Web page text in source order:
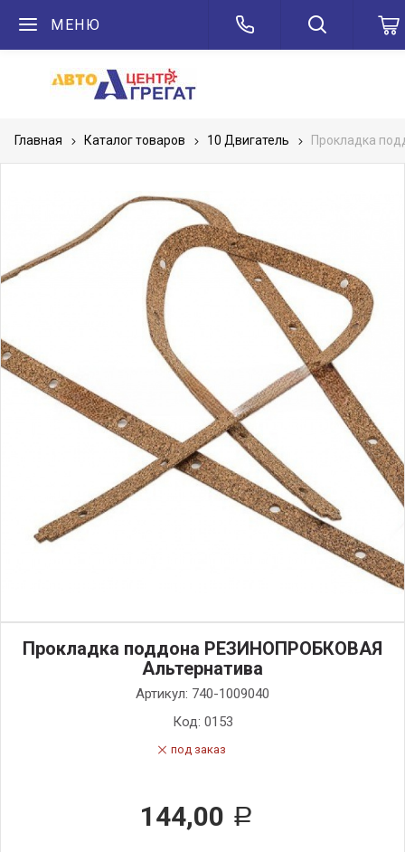
МЕНЮ
Главная Каталог товаров 10 Двигатель Прокладка
Прокладка поддона РЕЗИНОПРОБКОВАЯ
Альтернатива
Артикул: 740-1009040
Код: 0153
под заказ
144,00 Р